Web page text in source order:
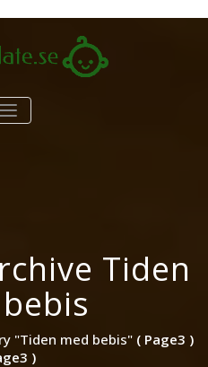
swedishplate.se – allt du
behöver veta om barn
TOGGLE
NAVIGATION
Tiden
"Tiden med bebis" ( Page3 )
)